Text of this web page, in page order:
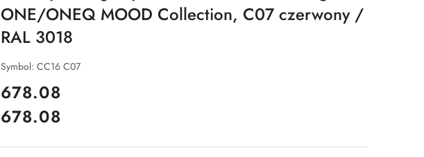
ONE/ONEQ MOOD Collection, C07 czerwony /
RAL 3018
Symbol: CC16 C07
cena:
678.08
Cena:
678.08